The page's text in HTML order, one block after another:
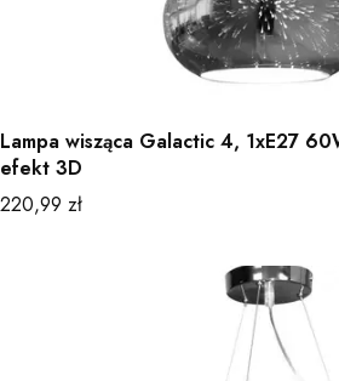
Lampa wisząca Galactic 4, 1xE27
efekt 3D
Cena
220,99 zł